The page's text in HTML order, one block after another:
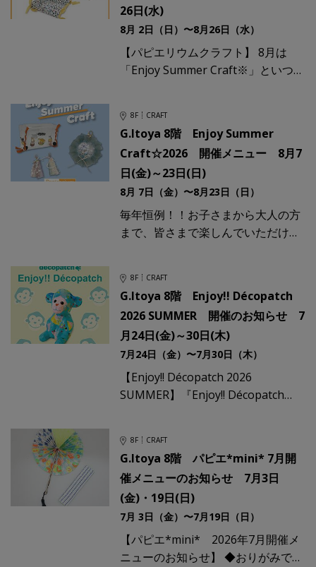
26日(水)
8月 2日（日）〜8月26日（水）
【パピエリウムクラフト】 8月は
「Enjoy Summer Craft※」といつも
8F CRAFT
G.Itoya 8階 Enjoy Summer
Craft☆2026 開催メニュー 8月7
日(金)～23日(日)
8月 7日（金）〜8月23日（日）
毎年恒例！！お子さまから大人の方
まで、皆さまで楽しんでいただける
トン☆G.Itoya 8階 Pa
8F CRAFT
G.Itoya 8階 Enjoy!! Décopatch
2026 SUMMER 開催のお知らせ 7
月24日(金)～30日(木)
7月24日（金）〜7月30日（木）
【Enjoy!! Décopatch 2026
SUMMER】『Enjoy!! Décopatch
8F CRAFT
G.Itoya 8階 パピエ*mini* 7月開
催メニューのお知らせ 7月3日
(金)・19日(日)
7月 3日（金）〜7月19日（日）
【パピエ*mini* 2026年7月開催メ
ニューのお知らせ】 ◆おりがみでつ